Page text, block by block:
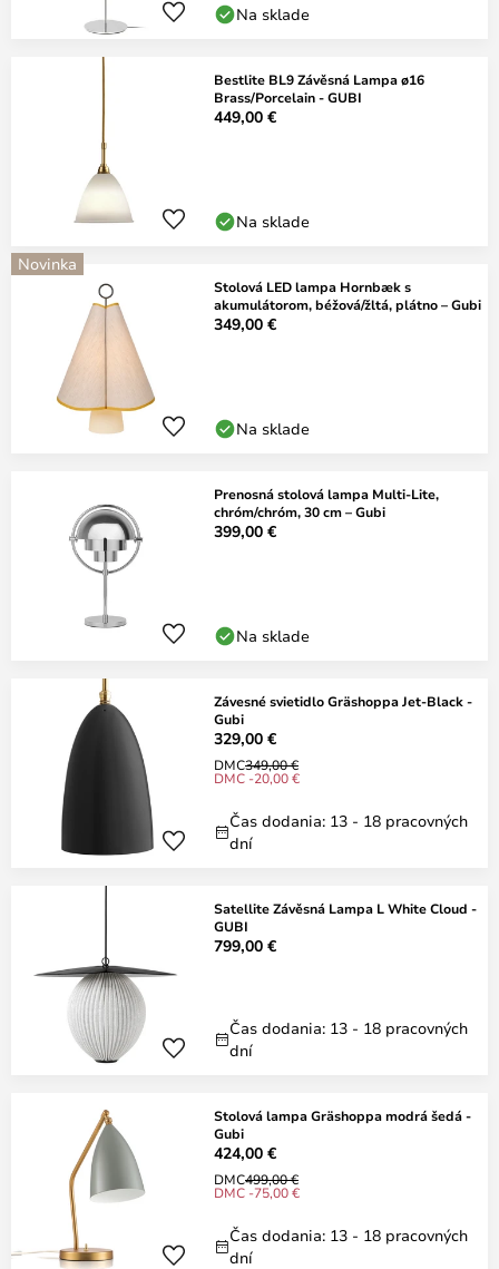
Na sklade
Bestlite BL9 Závěsná Lampa ø16
Brass/Porcelain - GUBI
449,00 €
Na sklade
Novinka
Stolová LED lampa Hornbæk s
akumulátorom, béžová/žltá, plátno – Gubi
349,00 €
Na sklade
Prenosná stolová lampa Multi-Lite,
chróm/chróm, 30 cm – Gubi
399,00 €
Na sklade
Závesné svietidlo Gräshoppa Jet-Black -
Gubi
329,00 €
DMC349,00 €
DMC -20,00 €
Čas dodania: 13 - 18 pracovných
dní
Satellite Závěsná Lampa L White Cloud -
GUBI
799,00 €
Čas dodania: 13 - 18 pracovných
dní
Stolová lampa Gräshoppa modrá šedá -
Gubi
424,00 €
DMC499,00 €
DMC -75,00 €
Čas dodania: 13 - 18 pracovných
dní